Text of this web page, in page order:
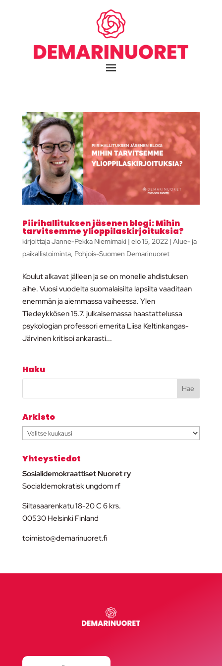
Piirihallituksen jäsenen blogi: Mihin
tarvitsemme ylioppilaskirjoituksia?
kirjoittajaJanne-Pekka Niemimaki | elo 15, 2022| Alue- ja
paikallistoiminta, Pohjois-Suomen Demarinuoret
Koulut alkavat jälleen ja se on monelle ahdistuksen
aihe. Vuosi vuodelta suomalaisilta lapsilta vaaditaan
enemmän ja aiemmassa vaiheessa. Ylen
Tiedeykkösen 15.7. julkaisemassa haastattelussa
psykologian professori emerita Liisa Keltinkangas-
Järvinen kritisoi ankarasti...
Haku
Arkisto
Arkisto
Yhteystiedot
Sosialidemokraattiset Nuoret ry
Socialdemokratisk ungdom rf
Siltasaarenkatu 18-20 C 6 krs.
00530 Helsinki Finland
toimisto@demarinuoret.fi